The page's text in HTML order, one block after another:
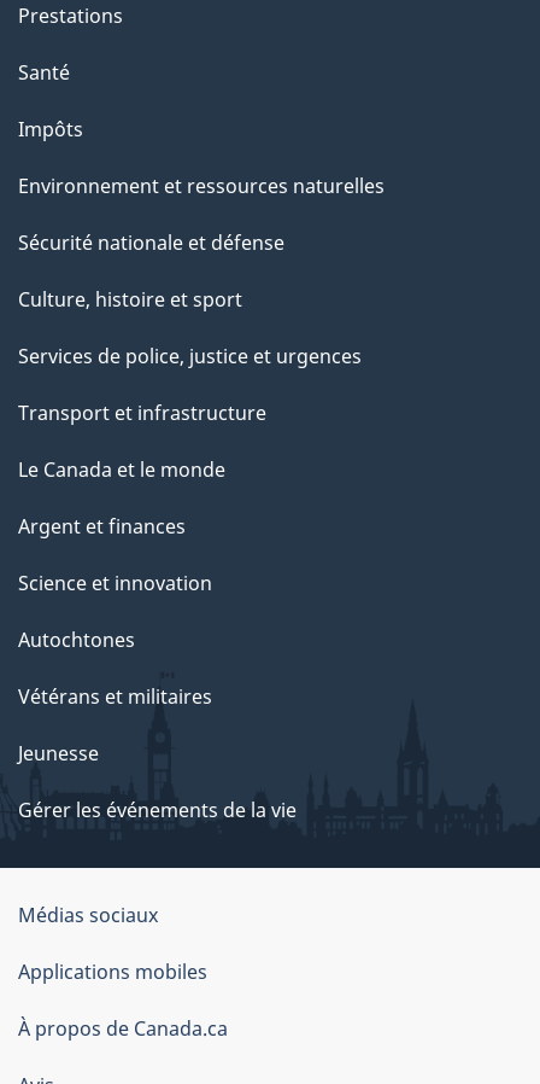
"
Prestations
Santé
Impôts
Environnement et ressources naturelles
Sécurité nationale et défense
Culture, histoire et sport
Services de police, justice et urgences
Transport et infrastructure
Le Canada et le monde
Argent et finances
Science et innovation
Autochtones
Vétérans et militaires
Jeunesse
Gérer les événements de la vie
Organisation
du
gouvernement
du
Canada
Médias sociaux
Applications mobiles
À propos de Canada.ca